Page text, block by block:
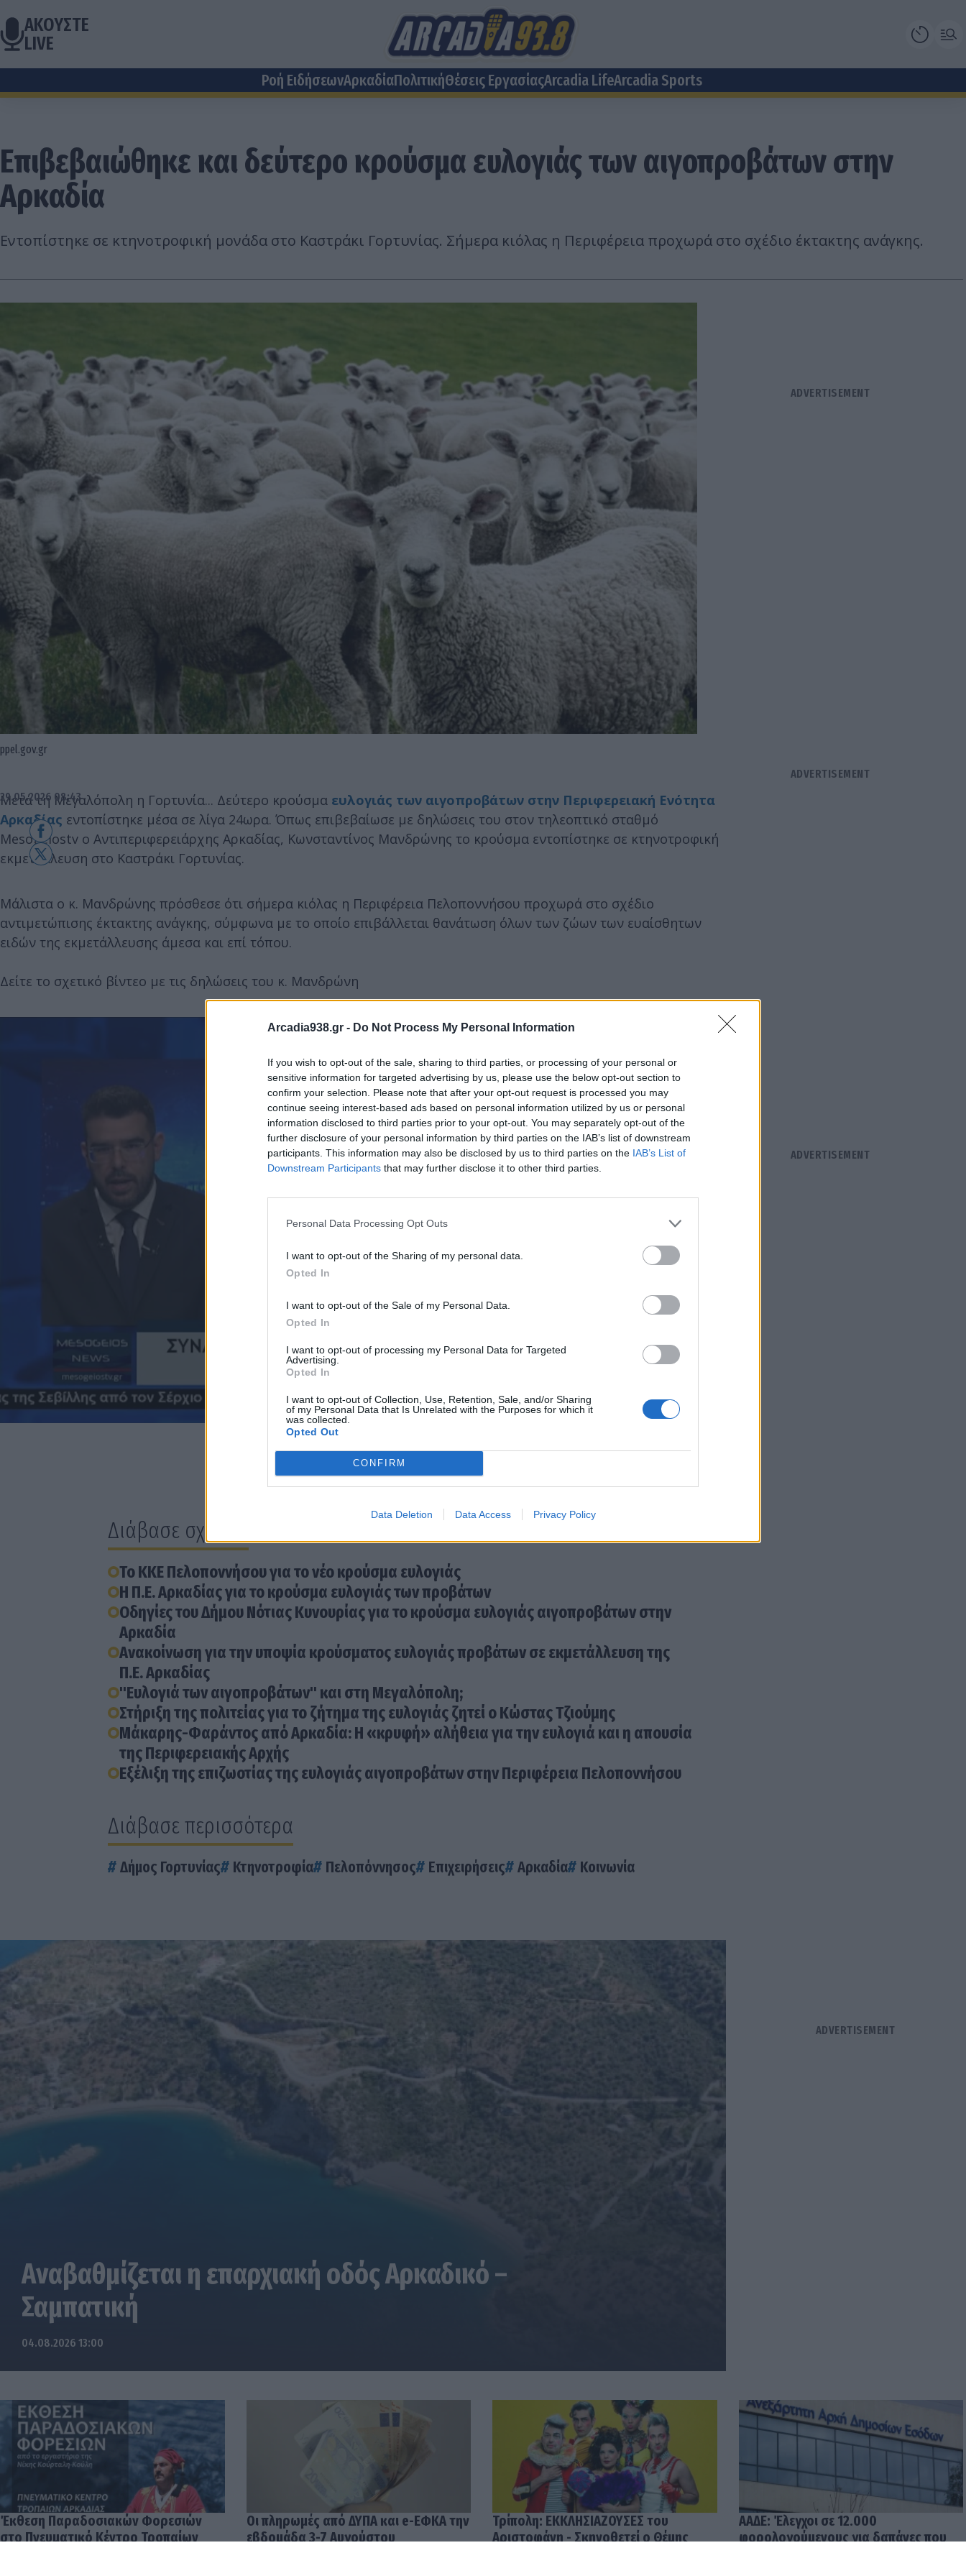
Arcadia938.gr - Do Not Process My Personal Information
If you wish to opt-out of the sale, sharing to third parties, or processing of your personal or
sensitive information for targeted advertising by us, please use the below opt-out section to
confirm your selection. Please note that after your opt-out request is processed you may
continue seeing interest-based ads based on personal information utilized by us or personal
information disclosed to third parties prior to your opt-out. You may separately opt-out of the
further disclosure of your personal information by third parties on the IAB’s list of downstream
participants. This information may also be disclosed by us to third parties on the IAB’s List of
Downstream Participants that may further disclose it to other third parties.
Personal Data Processing Opt Outs
I want to opt-out of the Sharing of my personal data.
Opted In
I want to opt-out of the Sale of my Personal Data.
Opted In
I want to opt-out of processing my Personal Data for Targeted
Advertising.
Opted In
I want to opt-out of Collection, Use, Retention, Sale, and/or Sharing
of my Personal Data that Is Unrelated with the Purposes for which it
was collected.
Opted Out
CONFIRM
Data Deletion Data Access Privacy Policy
ΑΚΟΥΣΤΕ
LIVE
Ροή ΕιδήσεωνΑρκαδίαΠολιτικήΘέσεις EργασίαςArcadia LifeArcadia Sports
Επιβεβαιώθηκε και δεύτερο κρούσμα ευλογιάς των αιγοπροβάτων στην
Αρκαδία
Εντοπίστηκε σε κτηνοτροφική μονάδα στο Καστράκι Γορτυνίας. Σήμερα κιόλας η Περιφέρεια προχωρά στο σχέδιο έκτακτης ανάγκης.
ppel.gov.gr
29.05.2026 08:43
Μετά τη Μεγαλόπολη η Γορτυνία... Δεύτερο κρούσμα ευλογιάς των αιγοπροβάτων στην Περιφερειακή Ενότητα
Αρκαδίας εντοπίστηκε μέσα σε λίγα 24ωρα. Όπως επιβεβαίωσε με δηλώσεις του στον τηλεοπτικό σταθμό
Mesogeiostv ο Αντιπεριφερειάρχης Αρκαδίας, Κωνσταντίνος Μανδρώνης το κρούσμα εντοπίστηκε σε κτηνοτροφική
εκμετάλλευση στο Καστράκι Γορτυνίας.
Μάλιστα ο κ. Μανδρώνης πρόσθεσε ότι σήμερα κιόλας η Περιφέρεια Πελοποννήσου προχωρά στο σχέδιο
αντιμετώπισης έκτακτης ανάγκης, σύμφωνα με το οποίο επιβάλλεται θανάτωση όλων των ζώων των ευαίσθητων
ειδών της εκμετάλλευσης άμεσα και επί τόπου.
Δείτε το σχετικό βίντεο με τις δηλώσεις του κ. Μανδρώνη
Διάβασε σχετικά
Το ΚΚΕ Πελοποννήσου για το νέο κρούσμα ευλογιάς
Η Π.Ε. Αρκαδίας για το κρούσμα ευλογιάς των προβάτων
Οδηγίες του Δήμου Νότιας Κυνουρίας για το κρούσμα ευλογιάς αιγοπροβάτων στην
Αρκαδία
Aνακοίνωση για την υποψία κρούσματος ευλογιάς προβάτων σε εκμετάλλευση της
Π.Ε. Αρκαδίας
"Ευλογιά των αιγοπροβάτων" και στη Μεγαλόπολη;
Στήριξη της πολιτείας για το ζήτημα της ευλογιάς ζητεί ο Κώστας Τζιούμης
Μάκαρης-Φαράντος από Αρκαδία: Η «κρυφή» αλήθεια για την ευλογιά και η απουσία
της Περιφερειακής Αρχής
Εξέλιξη της επιζωοτίας της ευλογιάς αιγοπροβάτων στην Περιφέρεια Πελοποννήσου
Διάβασε περισσότερα
Δήμος Γορτυνίας Κτηνοτροφία Πελοπόννησος Επιχειρήσεις Αρκαδία Κοινωνία
Αναβαθμίζεται η επαρχιακή οδός Αρκαδικό –
Σαμπατική
04.08.2026 13:00
Έκθεση Παραδοσιακών Φορεσιών
στο Πνευματικό Κέντρο Τροπαίων
Οι πληρωμές από ΔΥΠΑ και e-ΕΦΚΑ την
εβδομάδα 3-7 Αυγούστου
Τρίπολη: ΕΚΚΛΗΣΙΑΖΟΥΣΕΣ του
Αριστοφάνη - Σκηνοθετεί ο Θέμης
ΑΑΔΕ: Έλεγχοι σε 12.000
φορολογούμενους για δαπάνες που